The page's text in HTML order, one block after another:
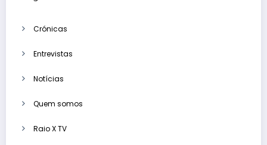
Crónicas
Entrevistas
Notícias
Quem somos
Raio X TV